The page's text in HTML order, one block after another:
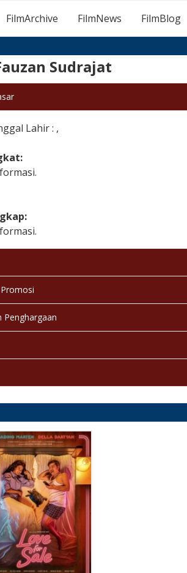
FilmArchive FilmNews FilmBlog
Sudrajat
Lahir : ,
Penghargaan